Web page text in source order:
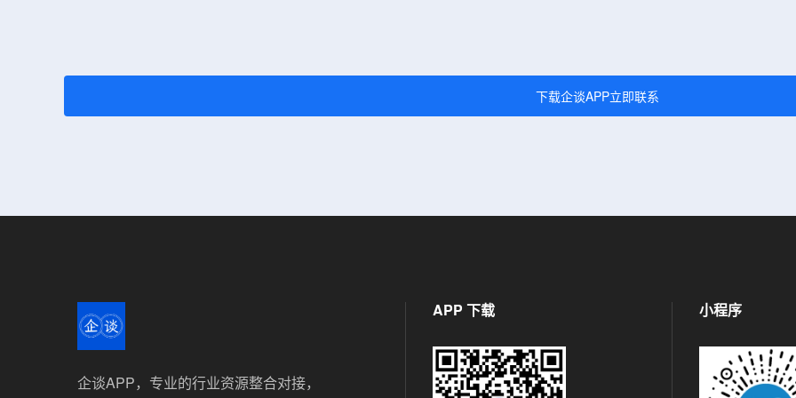
下载企谈APP立即联系
企谈APP，专业的行业资源整合对接，
APP 下载 小程序